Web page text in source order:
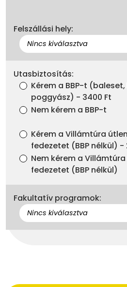
Felszállási hely:
Utasbiztosítás:
Kérem a BBP-t
poggyász) - 3400 Ft
Nem kérem a BBP-t
Kérem a Villámtúra
fedezetet (BBP nélkül) -
Nem kérem a
fedezetet (BBP nélkül)
Fakultatív programok: